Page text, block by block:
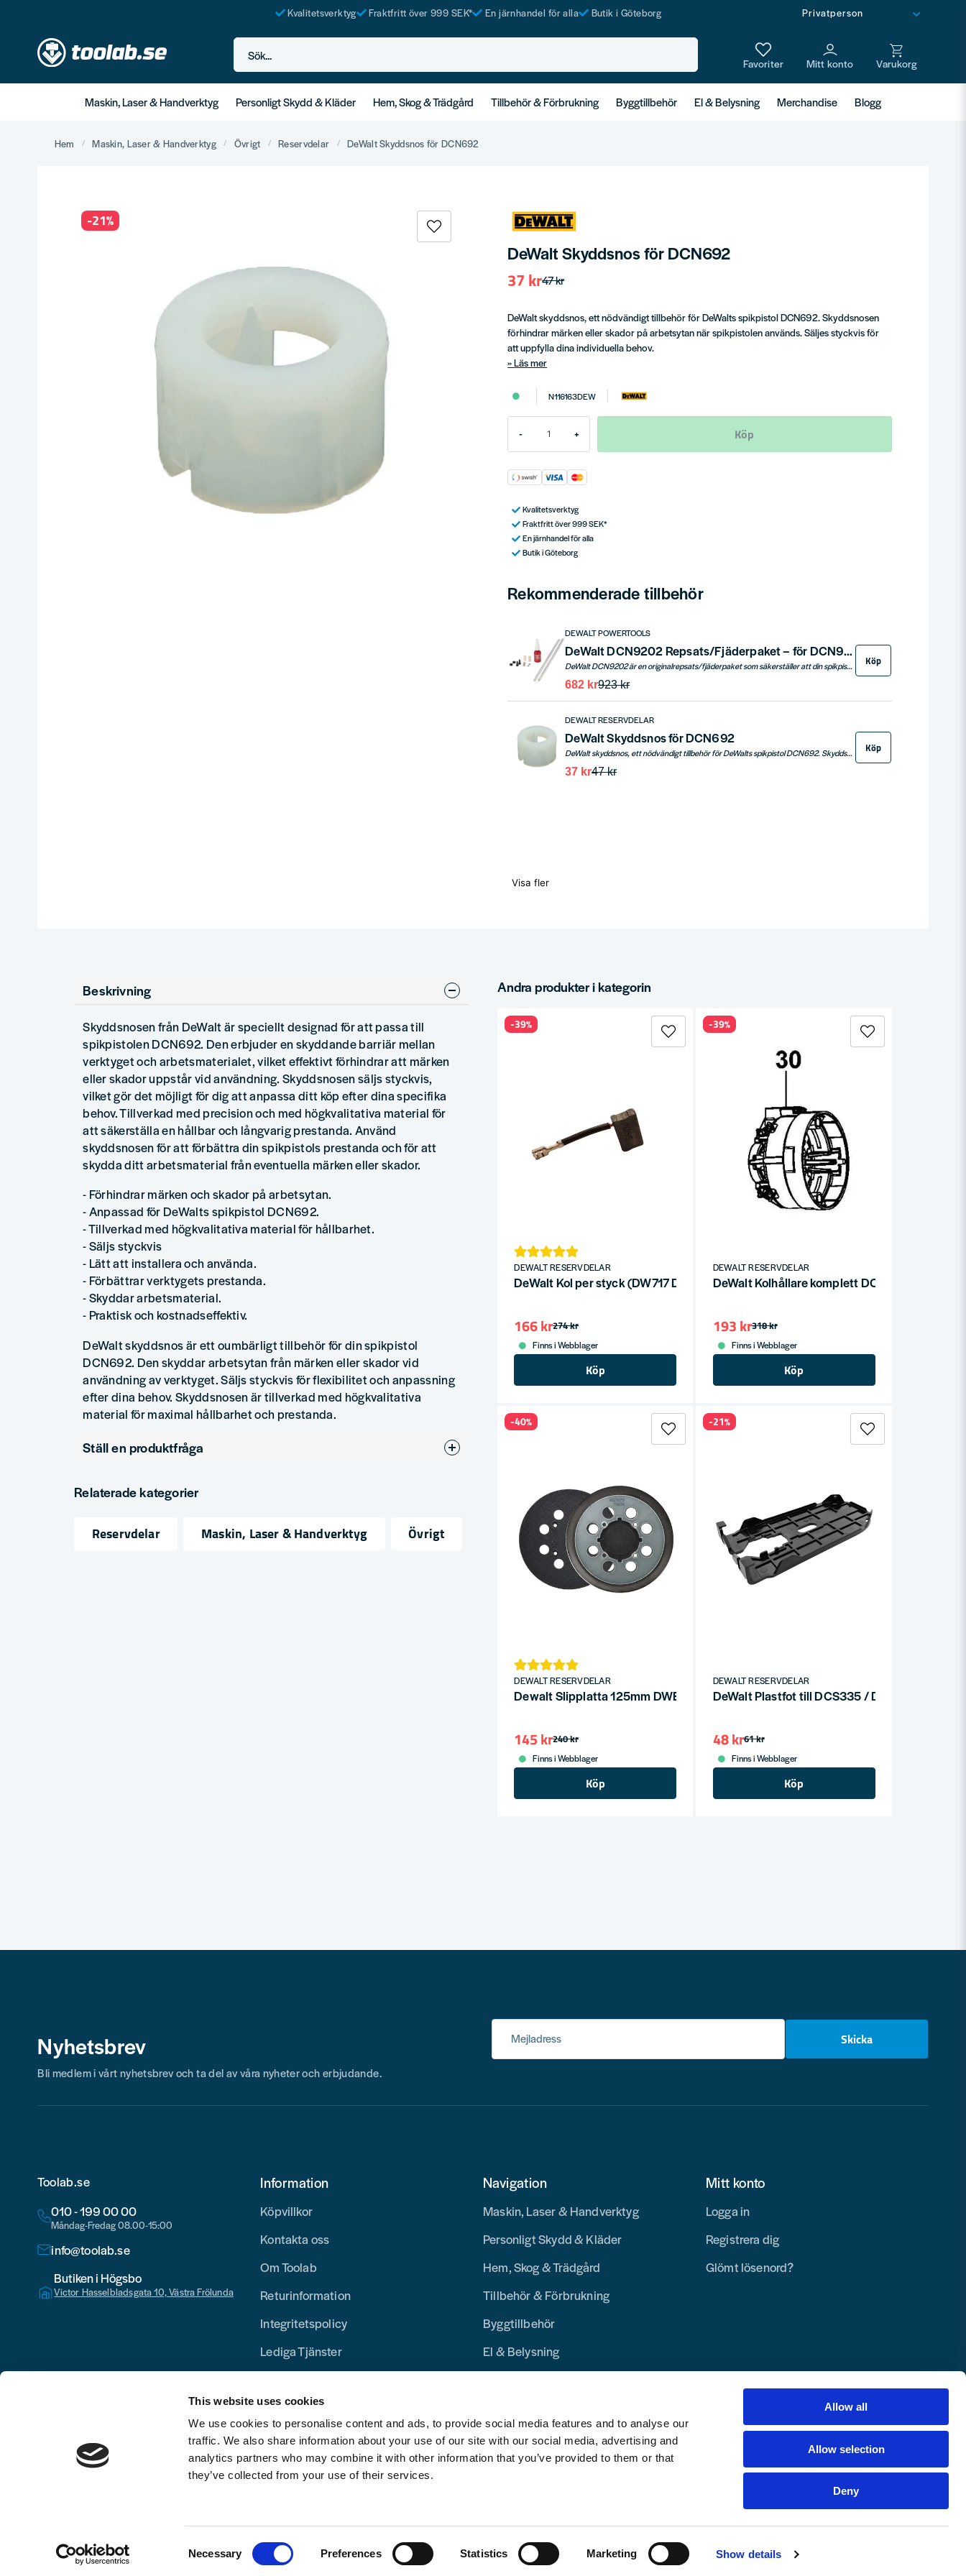
This website uses cookies
We use cookies to personalise content and ads, to provide social media features and to analyse our
traffic. We also share information about your use of our site with our social media, advertising and
analytics partners who may combine it with other information that you’ve provided to them or that
they’ve collected from your use of their services.
Necessary Preferences Statistics Marketing Show details
Allow all
Allow selection
Deny
Kvalitetsverktyg Fraktfritt över 999 SEK* En järnhandel för alla Butik i Göteborg
Sök...
Maskin, Laser & Handverktyg Personligt Skydd & Kläder Hem, Skog & Trädgård Tillbehör & Förbrukning Byggtillbehör El & Belysning Merchandise Blogg
Hem Maskin, Laser & Handverktyg Övrigt Reservdelar DeWalt Skyddsnos för DCN692
-21%
DeWalt Skyddsnos för DCN692
47 kr
37 kr
DeWalt skyddsnos, ett nödvändigt tillbehör för DeWalts spikpistol DCN692. Skyddsnosen
förhindrar märken eller skador på arbetsytan när spikpistolen används. Säljes styckvis för
att uppfylla dina individuella behov.
Läs mer
N116163DEW
- + Köp
Kvalitetsverktyg
Fraktfritt över 999 SEK*
En järnhandel för alla
Butik i Göteborg
Rekommenderade tillbehör
DEWALT POWERTOOLS
DeWalt DCN9202 Repsats/Fjäderpaket – för DCN930, DCN692 & DCN695
DeWalt DCN9202 är en originalrepsats/fjäderpaket som säkerställer att din spikpistol återfår sin fulla prestanda. Repsatsen är kompatibel med modellerna DCN930, DCN692 och DCN695 och är framtagen för att återställa kraften vid tecken på minskad spikdjup eller slitage. En idealisk lösning för både proffs och avancerade hemmafixare som vill undvika driftstopp. Enkelt att montera för snabbt underhåll på arbetsplatsen. Genom att byta till en ny DCN9202-fjäder minskar du risken för prestandaförlust och förlänger verktygets livslängd avsevärt. Ersätter tidigare modell DCN6901.
923 kr
682 kr
Köp
DEWALT RESERVDELAR
DeWalt Skyddsnos för DCN692
DeWalt skyddsnos, ett nödvändigt tillbehör för DeWalts spikpistol DCN692. Skyddsnosen förhindrar märken eller skador på arbetsytan när spikpistolen används. Säljes styckvis för att uppfylla dina individuella behov.
47 kr
37 kr
Köp
Visa fler
Beskrivning
Skyddsnosen från DeWalt är speciellt designad för att passa till
spikpistolen DCN692. Den erbjuder en skyddande barriär mellan
verktyget och arbetsmaterialet, vilket effektivt förhindrar att märken
eller skador uppstår vid användning. Skyddsnosen säljs styckvis,
vilket gör det möjligt för dig att anpassa ditt köp efter dina specifika
behov. Tillverkad med precision och med högkvalitativa material för
att säkerställa en hållbar och långvarig prestanda. Använd
skyddsnosen för att förbättra din spikpistols prestanda och för att
skydda ditt arbetsmaterial från eventuella märken eller skador.
- Förhindrar märken och skador på arbetsytan.
- Anpassad för DeWalts spikpistol DCN692.
- Tillverkad med högkvalitativa material för hållbarhet.
- Säljs styckvis
- Lätt att installera och använda.
- Förbättrar verktygets prestanda.
- Skyddar arbetsmaterial.
- Praktisk och kostnadseffektiv.
DeWalt skyddsnos är ett oumbärligt tillbehör för din spikpistol
DCN692. Den skyddar arbetsytan från märken eller skador vid
användning av verktyget. Säljs styckvis för flexibilitet och anpassning
efter dina behov. Skyddsnosen är tillverkad med högkvalitativa
material för maximal hållbarhet och prestanda.
Ställ en produktfråga
Fråga oss något om denna produkten...
Relaterade kategorier
Reservdelar Maskin, Laser & Handverktyg Övrigt
Andra produkter i kategorin
DEWALT RESERVDELAR
DeWalt Kol per styck (DW717 DWS780 DW708 DW712)
274 kr
166 kr
Finns i Webblager
Köp
-39%
DEWALT RESERVDELAR
DeWalt Kolhållare komplett DCG412,
318 kr
193 kr
Finns i Webblager
Köp
-39%
DEWALT RESERVDELAR
Dewalt Slipplatta 125mm DWE6423 & DCW210
240 kr
145 kr
Finns i Webblager
Köp
-40%
DEWALT RESERVDELAR
DeWalt Plastfot till DCS335 / DSC334
61 kr
48 kr
Finns i Webblager
Köp
-21%
Nyhetsbrev Mejladress Skicka
Bli medlem i vårt nyhetsbrev och ta del av våra nyheter och erbjudande.
Toolab.se
010 - 199 00 00
Måndag-Fredag 08.00-15:00
info@toolab.se
Butiken i Högsbo
Victor Hasselbladsgata 10, Västra Frölunda
Information
Köpvillkor
Kontakta oss
Om Toolab
Returinformation
Integritetspolicy
Lediga Tjänster
Navigation
Maskin, Laser & Handverktyg
Personligt Skydd & Kläder
Hem, Skog & Trädgård
Tillbehör & Förbrukning
Byggtillbehör
El & Belysning
Mitt konto
Logga in
Registrera dig
Glömt lösenord?
Copyright © 2025 Toolab Verktyg AB.